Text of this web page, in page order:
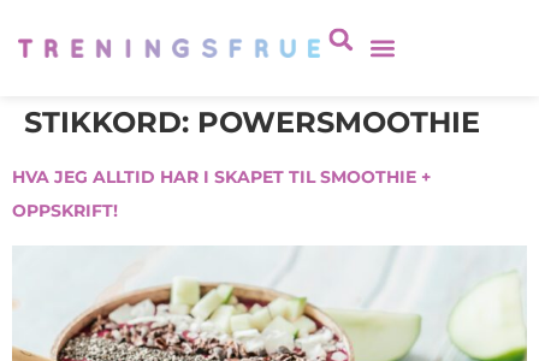
STIKKORD: POWERSMOOTHIE
HVA JEG ALLTID HAR I SKAPET TIL SMOOTHIE +
OPPSKRIFT!